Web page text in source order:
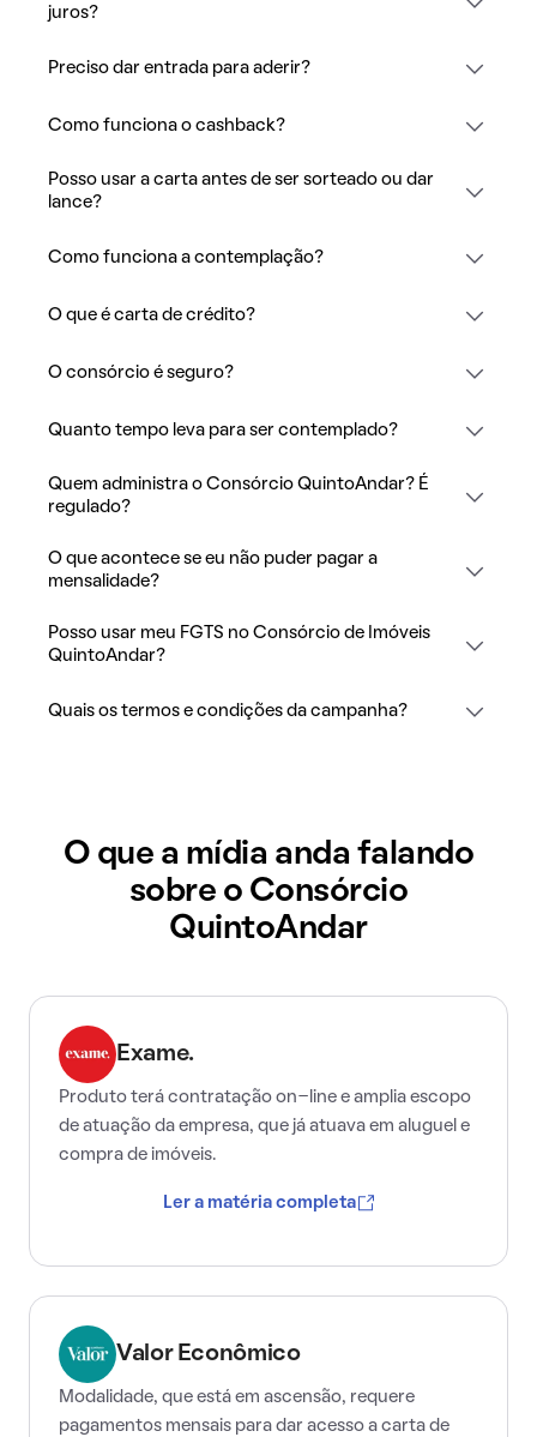
juros?
Preciso dar entrada para aderir?
Como funciona o cashback?
Posso usar a carta antes de ser sorteado ou dar
lance?
Como funciona a contemplação?
O que é carta de crédito?
O consórcio é seguro?
Quanto tempo leva para ser contemplado?
Quem administra o Consórcio QuintoAndar? É
regulado?
O que acontece se eu não puder pagar a
mensalidade?
Posso usar meu FGTS no Consórcio de Imóveis
QuintoAndar?
Quais os termos e condições da campanha?
O que a mídia anda falando
sobre o Consórcio
QuintoAndar
Exame.
Produto terá contratação on-line e amplia escopo
de atuação da empresa, que já atuava em aluguel e
compra de imóveis.
Ler a matéria completa
Valor Econômico
Modalidade, que está em ascensão, requere
pagamentos mensais para dar acesso a carta de